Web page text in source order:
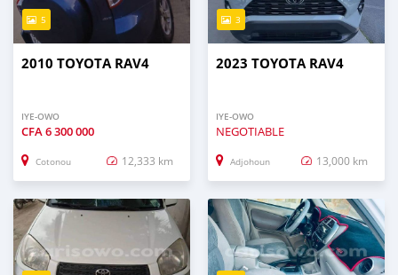
5
2010 TOYOTA RAV4
IYE-OWO
CFA6 300 000
Cotonou 12,333 km
3
2023 TOYOTA RAV4
IYE-OWO
NEGOTIABLE
Adjohoun 13,000 km